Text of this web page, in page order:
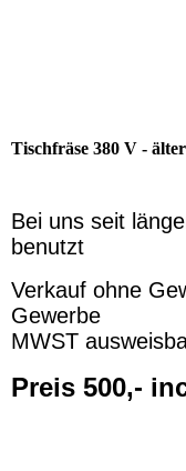
Tischfräse 380 V -
Bei uns seit
benutzt
Verkauf ohne
Gewerbe
MWST
Preis 500,-